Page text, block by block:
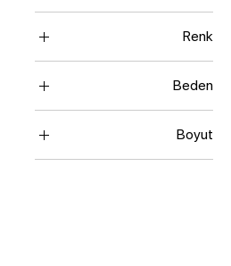
Renk
Beden
L
Large
Boyut
250 ml